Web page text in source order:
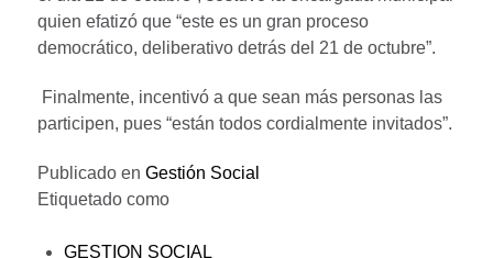
quien efatizó que “este es un gran proceso
democrático, deliberativo detrás del 21 de octubre”.
Finalmente, incentivó a que sean más personas las
participen, pues “están todos cordialmente invitados”.
Publicado en Gestión Social
Etiquetado como
GESTION SOCIAL